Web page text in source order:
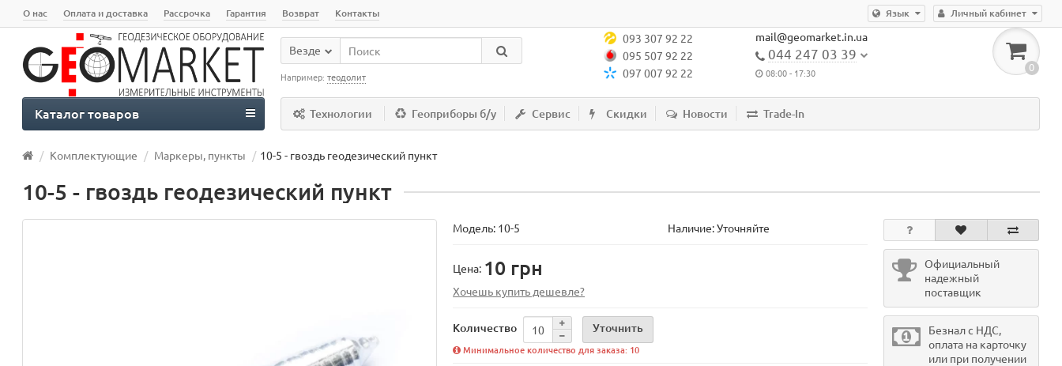
Личный кабинет
Язык
О нас Оплата и доставка Рассрочка Гарантия Возврат Контакты
Везде
Например:теодолит
093 307 92 22
095 507 92 22
097 007 92 22
mail@geomarket.in.ua
044 247 03 39
08:00 - 17:30 0
Технологии Геоприборы б/у Сервис Скидки Новости Trade-In
Каталог товаров
Комплектующие Маркеры, пункты 10-5 - гвоздь геодезический пункт
10-5 - гвоздь геодезический пункт
Модель: 10-5 Наличие: Уточняйте
Цена: 10 грн
Хочешь купить дешевле?
Количество Уточнить
Минимальное количество для заказа: 10
Официальный
надежный
поставщик
Безнал с НДС,
оплата на карточку
или при получении